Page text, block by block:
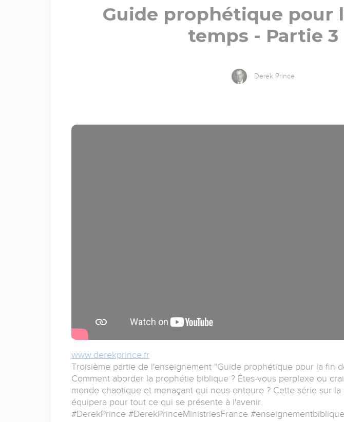
Guide prophétique pour
temps - Partie 3
Derek Prince
www.derekprince.fr
Troisième partie de l'enseignement "Guide prophétique pour la fin
Comment aborder la prophétie biblique ? Êtes-vous perplexe ou
monde chaotique et menaçant qui nous entoure ? Cette série sur
équipera pour tout ce qui se présente à l'avenir.
#DerekPrince #DerekPrinceMinistriesFrance